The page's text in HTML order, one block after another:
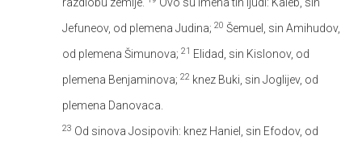
Jefuneov, od plemena Judina; 20 Šemuel, sin Amihudov,
od plemena Šimunova; 21 Elidad, sin Kislonov, od
plemena Benjaminova; 22 knez Buki, sin Joglijev, od
plemena Danovaca.
23 Od sinova Josipovih: knez Haniel, sin Efodov, od